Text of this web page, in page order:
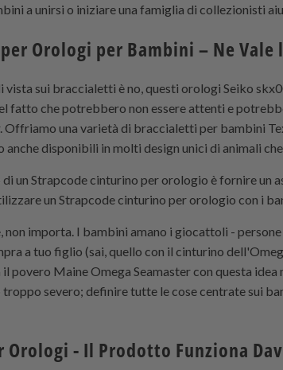
a unirsi o iniziare una famiglia di collezionisti
Orologi per Bambini – Ne Vale
vista sui braccialetti è no, questi orologi Seiko
fatto che potrebbero non essere attenti e
Offriamo una varietà di braccialetti per bambini
anche disponibili in molti design unici di animali che
un Strapcodecinturino per orologio è fornire un
un Strapcodecinturino per orologio con i
non importa. I bambini amano i giocattoli -
a tuo figlio (sai, quello con il cinturino
povero Maine Omega Seamaster con questa
troppo severo; definire tutte le cose centrate sui
- Il Prodotto Funziona